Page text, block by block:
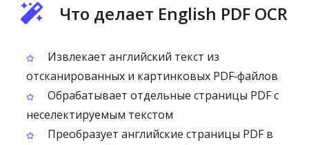
Что делает English PDF OCR
Извлекает английский текст из
отсканированных и картинковых PDF‑файлов
Обрабатывает отдельные страницы PDF с
неселектируемым текстом
Преобразует английские страницы PDF в